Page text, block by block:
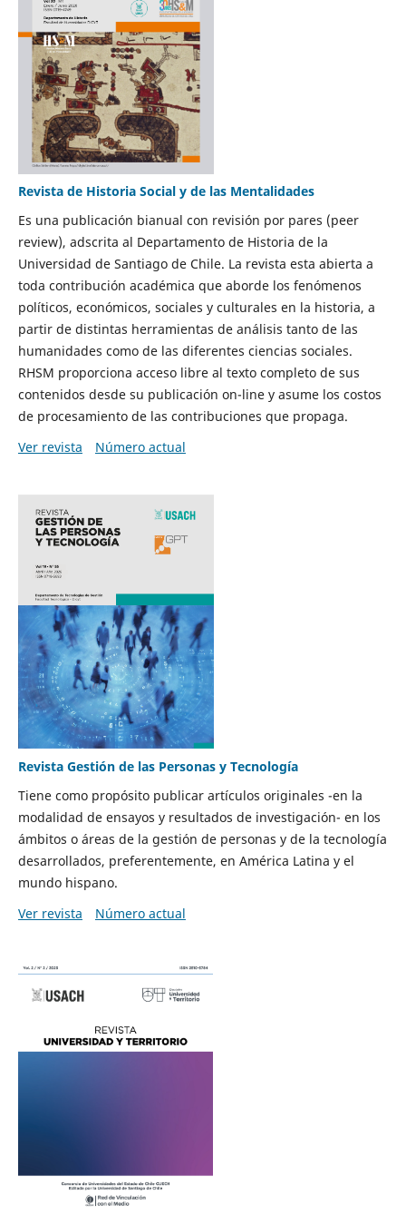
Revista de Historia Social y de las Mentalidades
Es una publicación bianual con revisión por pares (peer
review), adscrita al Departamento de Historia de la
Universidad de Santiago de Chile. La revista esta abierta a
toda contribución académica que aborde los fenómenos
políticos, económicos, sociales y culturales en la historia, a
partir de distintas herramientas de análisis tanto de las
humanidades como de las diferentes ciencias sociales.
RHSM proporciona acceso libre al texto completo de sus
contenidos desde su publicación on-line y asume los costos
de procesamiento de las contribuciones que propaga.
Ver revista
Número actual
Revista Gestión de las Personas y Tecnología
Tiene como propósito publicar artículos originales -en la
modalidad de ensayos y resultados de investigación- en los
ámbitos o áreas de la gestión de personas y de la tecnología
desarrollados, preferentemente, en América Latina y el
mundo hispano.
Ver revista
Número actual